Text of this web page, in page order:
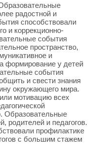
радостной и
способствовали
и коррекционно-
события
пространство,
и
формирование у детей
события
и свести знания
окружающего мира.
мотивацию всех
Образовательные
родителей и педагогов.
профилактике
с большим стажем